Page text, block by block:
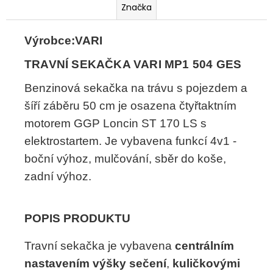
Značka
Výrobce:VARI
TRAVNÍ SEKAČKA VARI MP1 504 GES
Benzinová sekačka na trávu s pojezdem a
šíří záběru 50 cm je osazena čtyřtaktním
motorem GGP Loncin ST 170 LS s
elektrostartem. Je vybavena funkcí 4v1 -
boční výhoz, mulčování, sběr do koše,
zadní výhoz.
POPIS PRODUKTU
Travní sekačka je vybavena centrálním
nastavením výšky sečení, kuličkovými